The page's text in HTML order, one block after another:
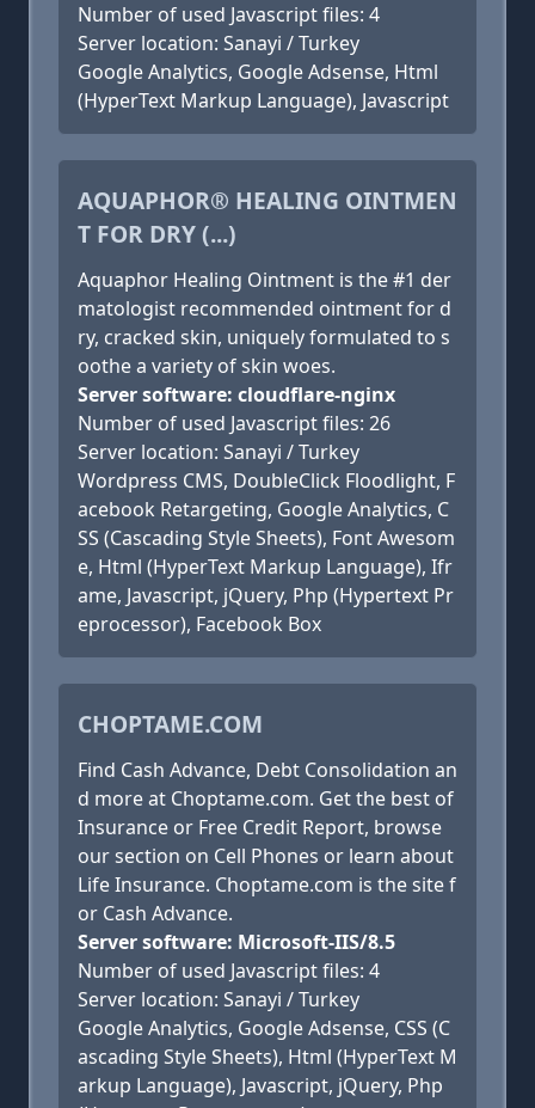
Number of used Javascript files: 4
Server location: Sanayi / Turkey
Google Analytics, Google Adsense, Html
(HyperText Markup Language), Javascript
AQUAPHOR® HEALING OINTMEN
T FOR DRY (...)
Aquaphor Healing Ointment is the #1 der
matologist recommended ointment for d
ry, cracked skin, uniquely formulated to s
oothe a variety of skin woes.
Server software: cloudflare-nginx
Number of used Javascript files: 26
Server location: Sanayi / Turkey
Wordpress CMS, DoubleClick Floodlight, F
acebook Retargeting, Google Analytics, C
SS (Cascading Style Sheets), Font Awesom
e, Html (HyperText Markup Language), Ifr
ame, Javascript, jQuery, Php (Hypertext Pr
eprocessor), Facebook Box
CHOPTAME.COM
Find Cash Advance, Debt Consolidation an
d more at Choptame.com. Get the best of
Insurance or Free Credit Report, browse
our section on Cell Phones or learn about
Life Insurance. Choptame.com is the site f
or Cash Advance.
Server software: Microsoft-IIS/8.5
Number of used Javascript files: 4
Server location: Sanayi / Turkey
Google Analytics, Google Adsense, CSS (C
ascading Style Sheets), Html (HyperText M
arkup Language), Javascript, jQuery, Php